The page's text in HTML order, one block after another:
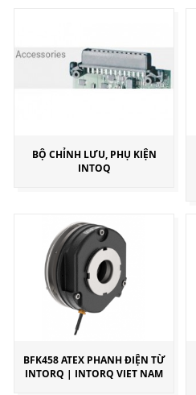
BỘ CHỈNH LƯU, PHỤ KIỆN
INTOQ
BFK458 ATEX PHANH ĐIỆN TỪ
INTORQ | INTORQ VIET NAM